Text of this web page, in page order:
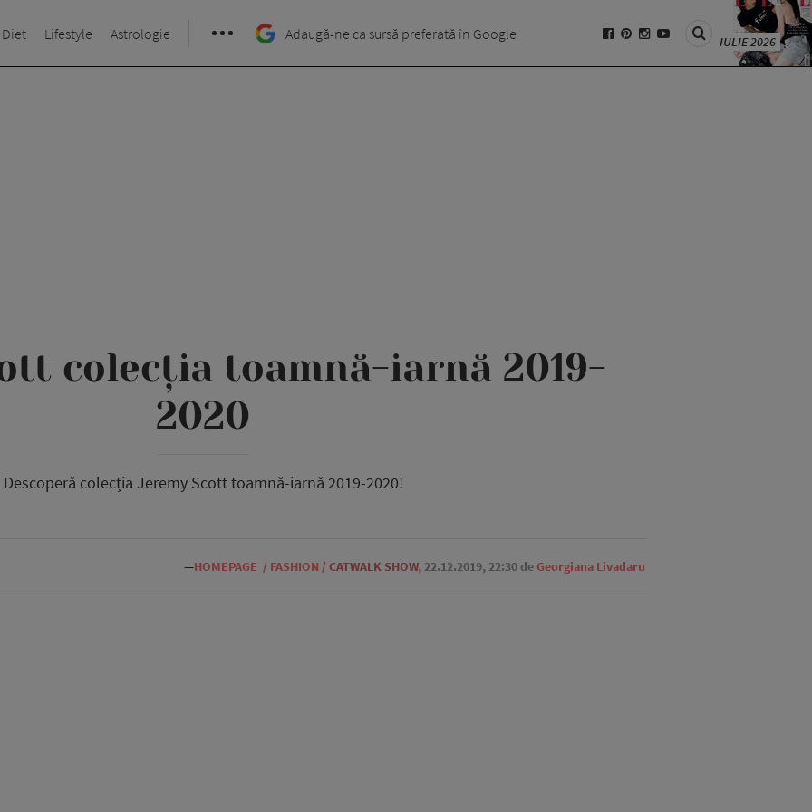
Diet Lifestyle Astrologie Adaugă-ne ca sursă preferată în Google IULIE 2026
colecția toamnă-iarnă 2019-
2020
Descoperă colecția Jeremy Scott toamnă-iarnă 2019-2020!
—HOMEPAGE / FASHION / CATWALK SHOW, 22.12.2019, 22:30 deGeorgiana Livadaru